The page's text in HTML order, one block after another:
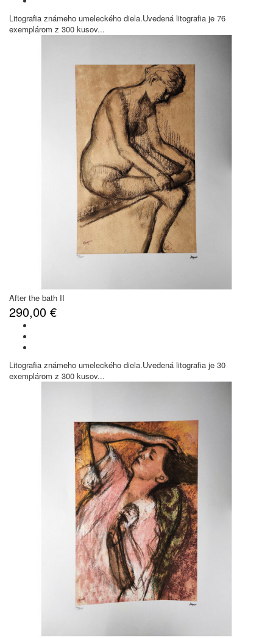
Litografia známeho umeleckého diela.Uvedená litografia je 76
exemplárom z 300 kusov...
After the bath II
290,00 €
Litografia známeho umeleckého diela.Uvedená litografia je 30
exemplárom z 300 kusov...